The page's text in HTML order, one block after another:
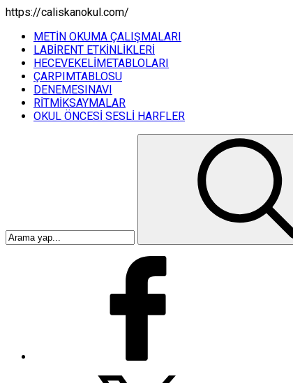
https://caliskanokul.com/
METİN OKUMA ÇALIŞMALARI
LABİRENT ETKİNLİKLERİ
HECEVEKELİMETABLOLARI
ÇARPIMTABLOSU
DENEMESINAVI
RİTMİKSAYMALAR
OKUL ÖNCESİ SESLİ HARFLER